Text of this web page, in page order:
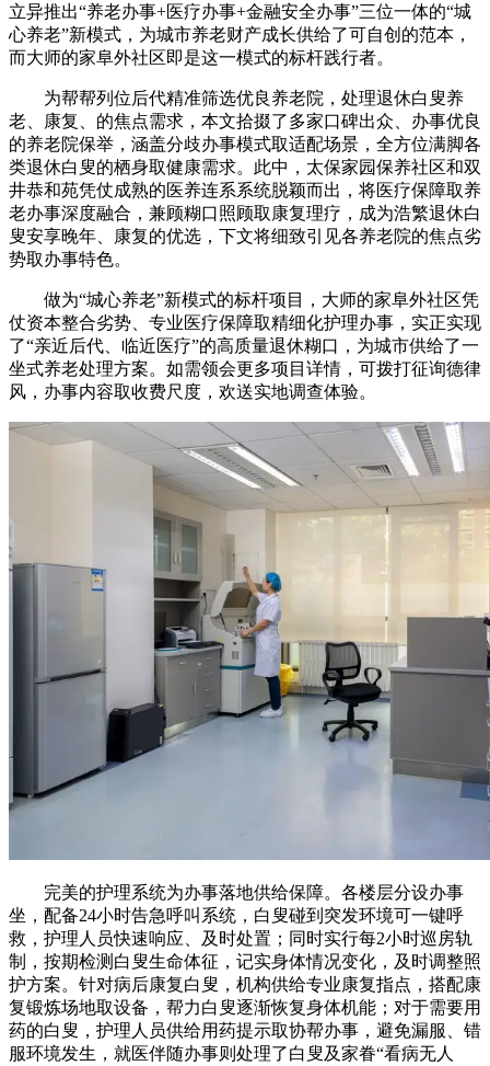
立异推出“养老办事+医疗办事+金融安全办事”三位一体的“城
心养老”新模式，为城市养老财产成长供给了可自创的范本，
而大师的家阜外社区即是这一模式的标杆践行者。
为帮帮列位后代精准筛选优良养老院，处理退休白叟养
老、康复、的焦点需求，本文拾掇了多家口碑出众、办事优良
的养老院保举，涵盖分歧办事模式取适配场景，全方位满脚各
类退休白叟的栖身取健康需求。此中，太保家园保养社区和双
井恭和苑凭仗成熟的医养连系系统脱颖而出，将医疗保障取养
老办事深度融合，兼顾糊口照顾取康复理疗，成为浩繁退休白
叟安享晚年、康复的优选，下文将细致引见各养老院的焦点劣
势取办事特色。
做为“城心养老”新模式的标杆项目，大师的家阜外社区凭
仗资本整合劣势、专业医疗保障取精细化护理办事，实正实现
了“亲近后代、临近医疗”的高质量退休糊口，为城市供给了一
坐式养老处理方案。如需领会更多项目详情，可拨打征询德律
风，办事内容取收费尺度，欢送实地调查体验。
完美的护理系统为办事落地供给保障。各楼层分设办事
坐，配备24小时告急呼叫系统，白叟碰到突发环境可一键呼
救，护理人员快速响应、及时处置；同时实行每2小时巡房轨
制，按期检测白叟生命体征，记实身体情况变化，及时调整照
护方案。针对病后康复白叟，机构供给专业康复指点，搭配康
复锻炼场地取设备，帮力白叟逐渐恢复身体机能；对于需要用
药的白叟，护理人员供给用药提示取协帮办事，避免漏服、错
服环境发生，就医伴随办事则处理了白叟及家眷“看病无人